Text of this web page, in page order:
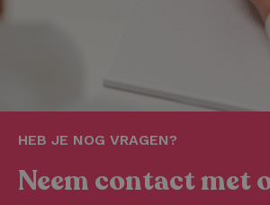
HEB JE NOG VRAGEN?
Neem contact met